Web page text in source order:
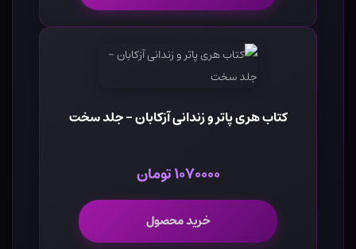
کتاب هری پاتر و زندانی آزکابان - جلد سخت
۱۰۷۰۰۰۰ تومان
خرید محصول